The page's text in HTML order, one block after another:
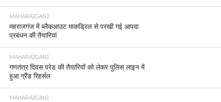
MAHARAJGANJ
महराजगंज में ब्लैकआउट माकड्रिल से परखी गई आपदा
प्रबंधन की तैयारियां
MAHARAJGANJ
गणतंत्र दिवस परेड की तैयारियों को लेकर पुलिस लाइन में
हुआ ग्रैंड रिहर्सल
MAHARAJGANJ